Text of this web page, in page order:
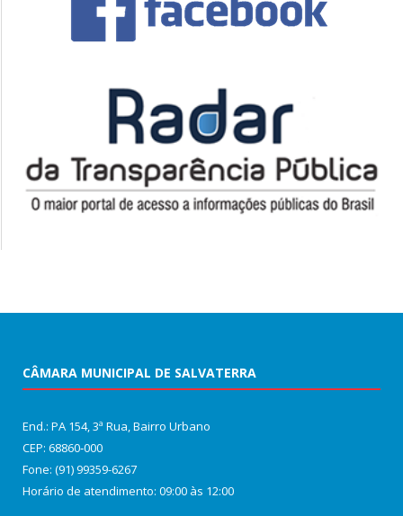
CÂMARA MUNICIPAL DE SALVATERRA
End.: PA 154, 3ª Rua, Bairro Urbano
CEP: 68860‑000
Fone: (91) 99359-6267
Horário de atendimento: 09:00 às 12:00